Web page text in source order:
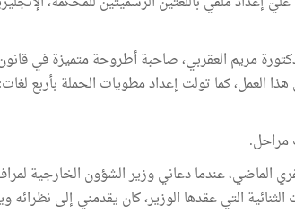
مريم العقربي، صاحبة أطروحة متميزة في
العمل، كما تولت إعداد مطويات الحملة بأربع لغات:
مراحل.
الماضي، عندما دعاني وزير الشؤون الخارجية
الثنائية التي عقدها الوزير، كان يقدمني إلى